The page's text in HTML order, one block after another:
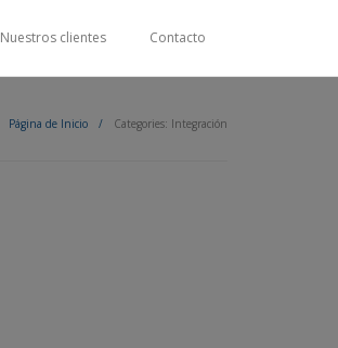
Nuestros clientes Contacto
Página de Inicio / Categories: Integración